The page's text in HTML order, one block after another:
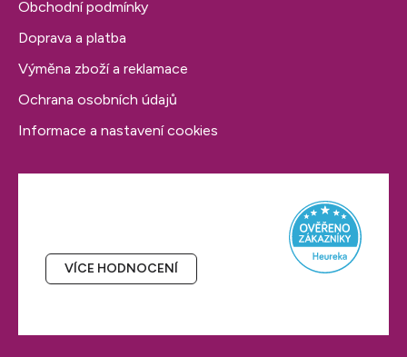
VÍCE HODNOCENÍ
Obchodní podmínky
Doprava a platba
Výměna zboží a reklamace
Ochrana osobních údajů
Informace a nastavení cookies